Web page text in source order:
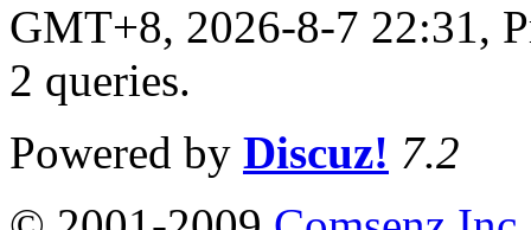
GMT+8, 2026-8-7 22:31,
2 queries.
Powered by Discuz! 7.2